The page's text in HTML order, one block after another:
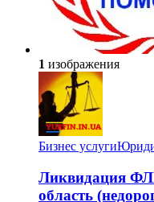
1 изображения
Бизнес услуги
Ликвидация
область